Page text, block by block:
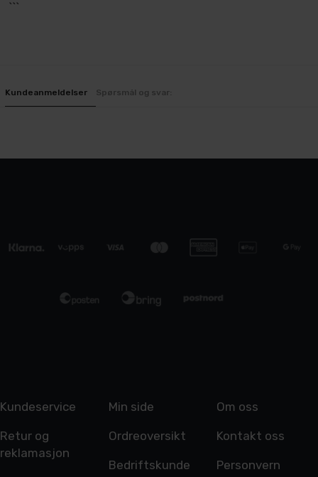
```
Kundeanmeldelser Spørsmål og svar:
Kundeservice
Retur og
reklamasjon
Min side
Ordreoversikt
Bedriftskunde
Om oss
Kontakt oss
Personvern